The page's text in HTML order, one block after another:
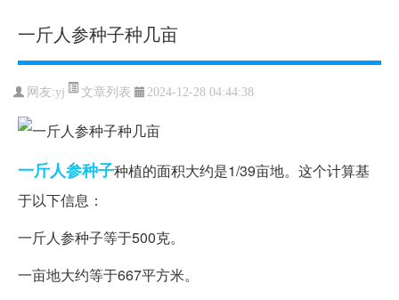
一斤人参种子种几亩
网友:yj 文章列表 2024-12-28 04:44:38
一斤人参种子种植的面积大约是1/39亩地。这个计算基
于以下信息：
一斤人参种子等于500克。
一亩地大约等于667平方米。